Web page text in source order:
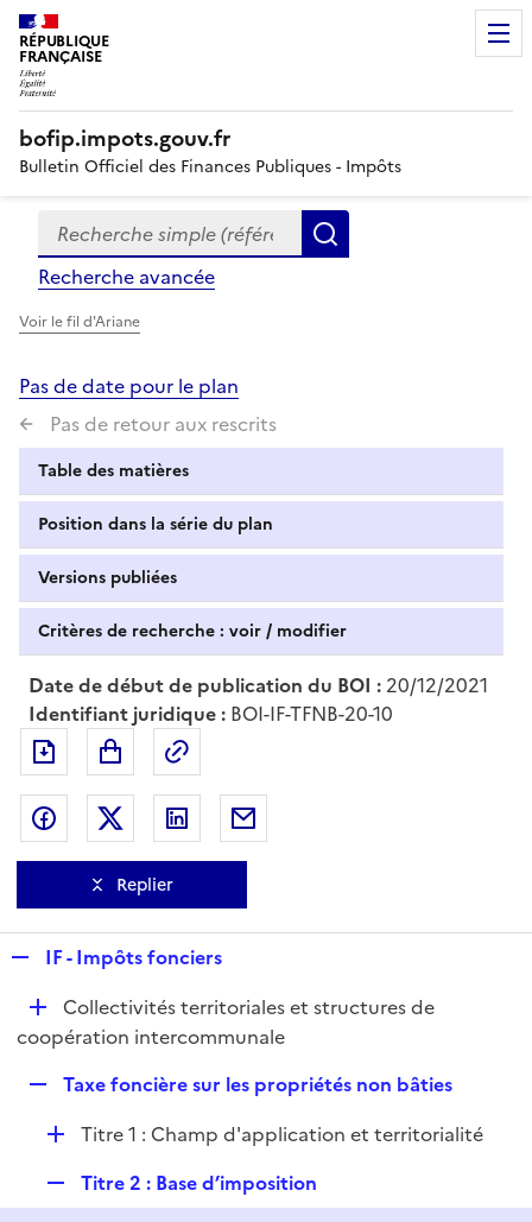
RÉPUBLIQUE
FRANÇAISE
bofip.impots.gouv.fr
Bulletin Officiel des Finances Publiques - Impôts
Formulaire
de
recherche
Recherche simple (références, mots clés, partie du
Recherche avancée
Voir le fil d'Ariane
Pas de date pour le plan
Pas de retour aux rescrits
Table des matières
Position dans la série du plan
Versions publiées
Critères de recherche : voir / modifier
Date de début de publication du BOI : 20/12/2021
Identifiant juridique : BOI-IF-TFNB-20-10
Exporter le document au format pdf
Partager sur Facebook
Partager sur Twitter
Partager sur LinkedIn
Replier
p
l
IF - Impôts fonciers
D
é
i
e
r
Collectivités territoriales et structures de
coopération intercommunale
p
Taxe foncière sur les propriétés non bâties
DTitre 1 : Champ d'application et territorialité
e
Titre 2 : Base d’imposition